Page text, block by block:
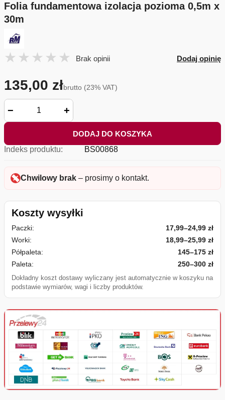
Folia fundamentowa izolacja pozioma 0,5m x
30m
Brak opinii Dodaj opinię
135,00 złbrutto (23% VAT)
− +
DODAJ DO KOSZYKA
Indeks produktu:
BS00868
Chwilowy brak – prosimy o kontakt.
Koszty wysyłki
Paczki:
17,99–24,99 zł
Worki:
18,99–25,99 zł
Półpaleta:
145–175 zł
Paleta:
250–300 zł
Dokładny koszt dostawy wyliczany jest automatycznie w koszyku na
podstawie wymiarów, wagi i liczby produktów.